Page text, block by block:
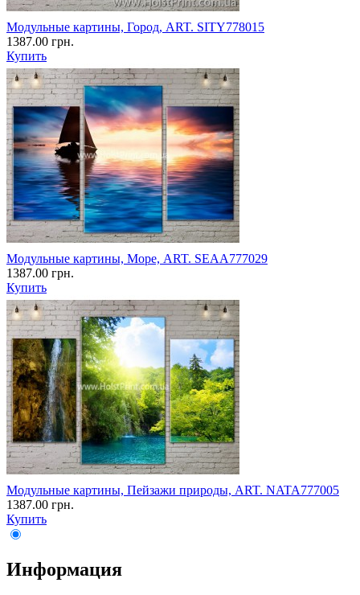
Модульные картины, Город, ART. SITY778015
1387.00 грн.
Купить
Модульные картины, Море, ART. SEAA777029
1387.00 грн.
Купить
Модульные картины, Пейзажи природы, ART. NATA777005
1387.00 грн.
Купить
Информация